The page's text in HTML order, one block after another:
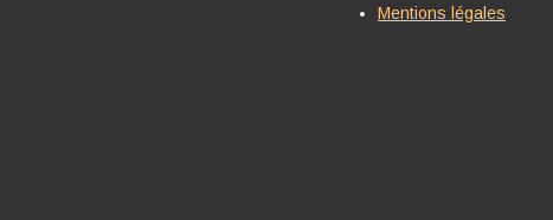
Mentions légales